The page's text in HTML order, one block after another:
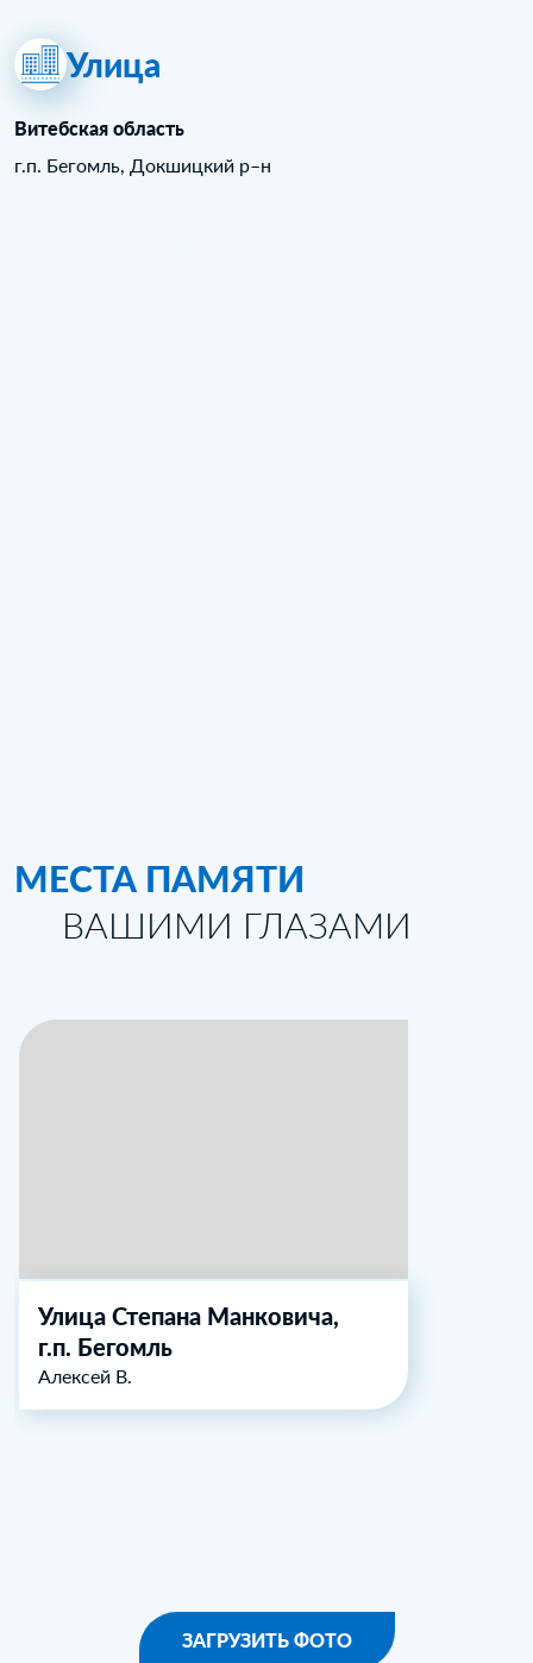
Улица
Витебская область
г.п. Бегомль, Докшицкий р–н
МЕСТА ПАМЯТИ
ВАШИМИ ГЛАЗАМИ
Улица Степана Манковича,
г.п. Бегомль
Алексей В.
ЗАГРУЗИТЬ ФОТО